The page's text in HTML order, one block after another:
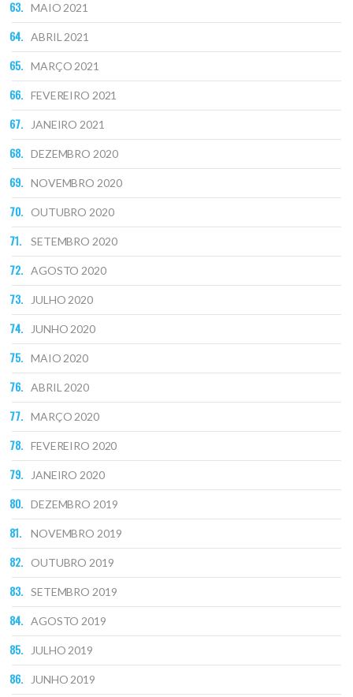
MAIO 2021
ABRIL 2021
MARÇO 2021
FEVEREIRO 2021
JANEIRO 2021
DEZEMBRO 2020
NOVEMBRO 2020
OUTUBRO 2020
SETEMBRO 2020
AGOSTO 2020
JULHO 2020
JUNHO 2020
MAIO 2020
ABRIL 2020
MARÇO 2020
FEVEREIRO 2020
JANEIRO 2020
DEZEMBRO 2019
NOVEMBRO 2019
OUTUBRO 2019
SETEMBRO 2019
AGOSTO 2019
JULHO 2019
JUNHO 2019